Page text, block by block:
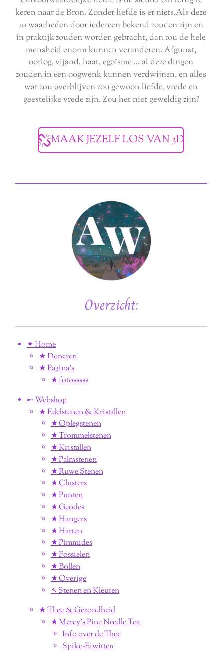
keren naar de Bron. Zonder liefde is er niets.Als deze
10 waarheden door iedereen bekend zouden zijn en
in praktijk zouden worden gebracht, dan zou de hele
mensheid enorm kunnen veranderen. Afgunst,
oorlog, vijand, haat, egoïsme ... al deze dingen
zouden in een oogwenk kunnen verdwijnen, en alles
wat zou overblijven zou gewoon liefde, vrede en
geestelijke vrede zijn. Zou het niet geweldig zijn?
MAAK JEZELF LOS VAN 3D
Overzicht:
✦ Home
★ Doneren
★ Pagina’s
★ fotosssss
➸ Webshop
★ Edelstenen & Kristallen
★ Oplegstenen
★ Trommelstenen
★ Kristallen
★ Palmstenen
★ Ruwe Stenen
★ Clusters
★ Punten
★ Geodes
★ Hangers
★ Harten
★ Piramides
★ Fossielen
★ Bollen
★ Overige
➴ Stenen en Kleuren
★ Thee & Gezondheid
★ Mercy's Pine Needle Tea
Info over de Thee
Spike-Eiwitten